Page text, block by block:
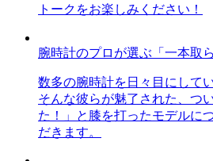
トークをお楽しみください！
腕時計のプロが選ぶ「一本取
数多の腕時計を日々目にして
そんな彼らが魅了された、つ
た！」と膝を打ったモデルに
だきます。